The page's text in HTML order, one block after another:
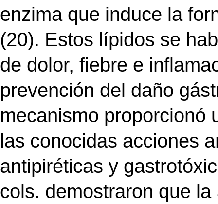
enzima que induce la
(20). Estos lípidos se
de dolor, fiebre e
prevención del daño
mecanismo proporcionó
las conocidas acciones
antipiréticas y
cols. demostraron que